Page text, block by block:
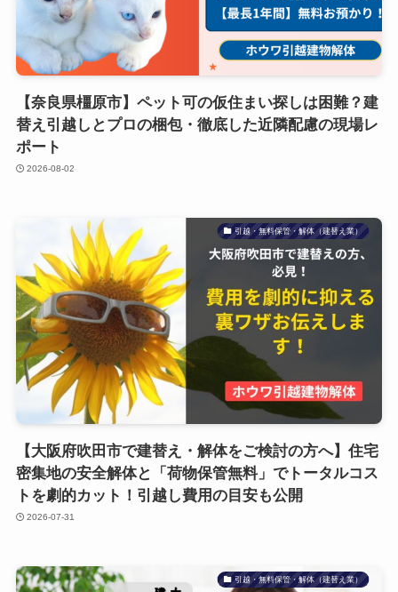
【奈良県橿原市】ペット可の仮住まい探しは困難？建
替え引越しとプロの梱包・徹底した近隣配慮の現場レ
ポート
2026-08-02
引越・無料保管・解体（建替え業）
【大阪府吹田市で建替え・解体をご検討の方へ】住宅
密集地の安全解体と「荷物保管無料」でトータルコス
トを劇的カット！引越し費用の目安も公開
2026-07-31
引越・無料保管・解体（建替え業）